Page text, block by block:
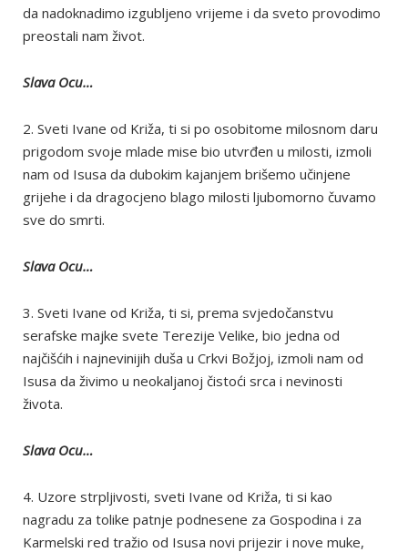
da nadoknadimo izgubljeno vrijeme i da sveto provodimo
preostali nam život.
Slava Ocu…
2. Sveti Ivane od Križa, ti si po osobitome milosnom daru
prigodom svoje mlade mise bio utvrđen u milosti, izmoli
nam od Isusa da dubokim kajanjem brišemo učinjene
grijehe i da dragocjeno blago milosti ljubomorno čuvamo
sve do smrti.
Slava Ocu…
3. Sveti Ivane od Križa, ti si, prema svjedočanstvu
serafske majke svete Terezije Velike, bio jedna od
najčišćih i najnevinijih duša u Crkvi Božjoj, izmoli nam od
Isusa da živimo u neokaljanoj čistoći srca i nevinosti
života.
Slava Ocu…
4. Uzore strpljivosti, sveti Ivane od Križa, ti si kao
nagradu za tolike patnje podnesene za Gospodina i za
Karmelski red tražio od Isusa novi prijezir i nove muke,